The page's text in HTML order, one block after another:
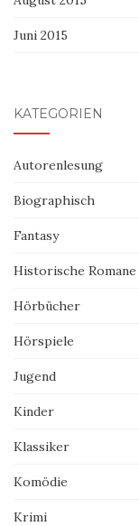
Juni 2015
KATEGORIEN
Autorenlesung
Biographisch
Fantasy
Historische Romane
Hörbücher
Hörspiele
Jugend
Kinder
Klassiker
Komödie
Krimi